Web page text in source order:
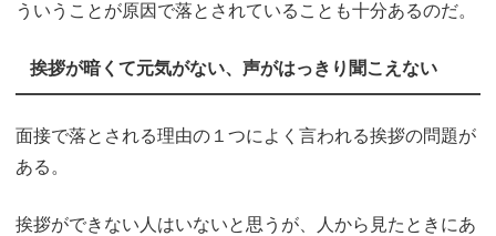
ういうことが原因で落とされていることも十分あるのだ。
挨拶が暗くて元気がない、声がはっきり聞こえない
面接で落とされる理由の１つによく言われる挨拶の問題が
ある。
挨拶ができない人はいないと思うが、人から見たときにあ